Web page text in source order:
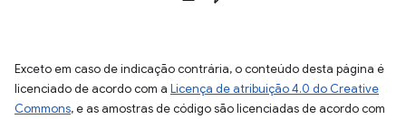
Exceto em caso de indicação contrária, o conteúdo desta página é
licenciado de acordo com a Licença de atribuição 4.0 do Creative
Commons, e as amostras de código são licenciadas de acordo com